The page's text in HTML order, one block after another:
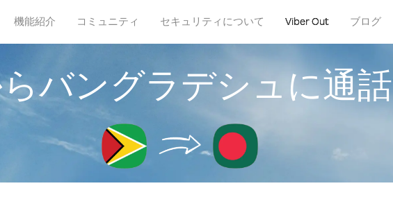
機能紹介 コミュニティ セキュリティについて Viber Out ブログ
バングラデシュに通